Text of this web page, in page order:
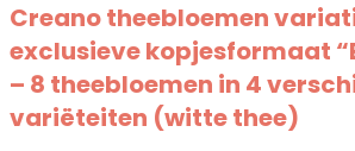
Creano theebloemen
exclusieve kopjesformaat
– 8 theebloemen in 4
variëteiten (witte thee)